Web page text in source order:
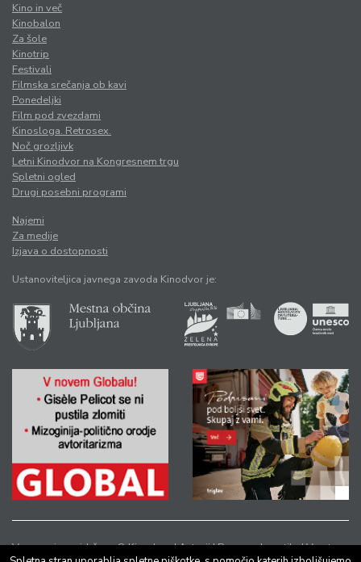
Kino in več
Kinobalon
Za šole
Kinotrip
Festivali
Filmska srečanja ob kavi
Ponedeljki
Film pod zvezdami
Kinosloga. Retrosex.
Noč grozljivk
Letni Kinodvor na Kongresnem trgu
Spletni ogled
Drugi posebni programi
Najemi
Za medije
Izjava o dostopnosti
Ustanoviteljica javnega zavoda Kinodvor je:
Vse pravice pridržane © Kinodvor |Avtorji|Pravno obvestilo|Varstvo